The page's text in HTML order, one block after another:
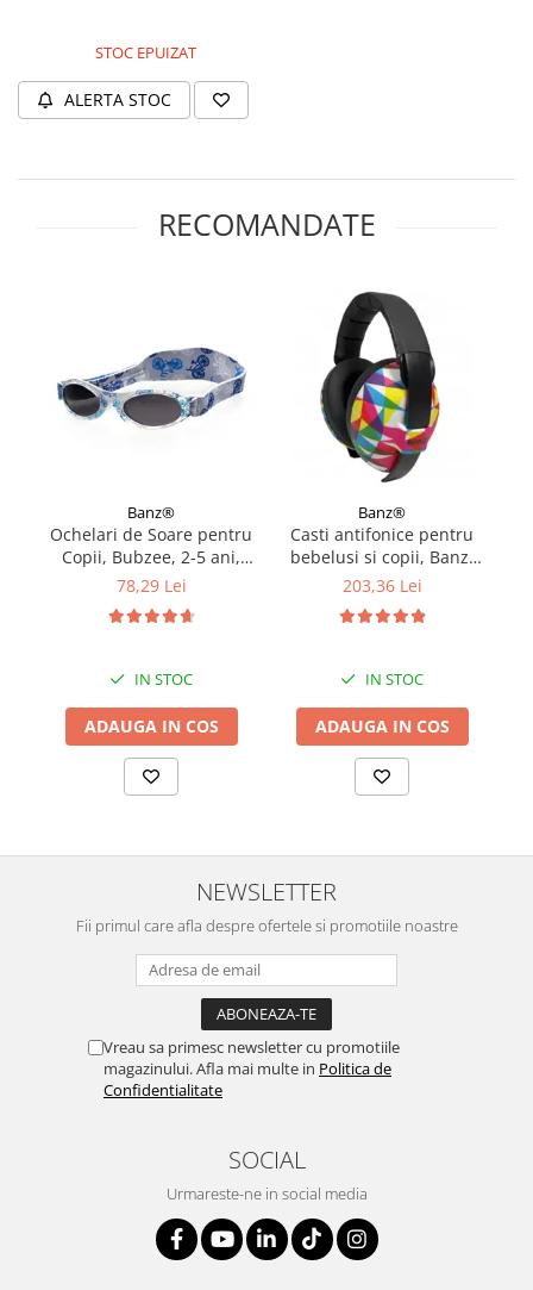
STOC EPUIZAT
ALERTA STOC
RECOMANDATE
Banz®
Ochelari de Soare pentru
Copii, Bubzee, 2-5 ani,
Diverse culori
78,29 Lei
IN STOC
ADAUGA IN COS
Banz®
Casti antifonice pentru
bebelusi si copii, Banz,
Bubzee, 3-36 luni, Prism
203,36 Lei
IN STOC
ADAUGA IN COS
NEWSLETTER
Fii primul care afla despre ofertele si promotiile noastre
Vreau sa primesc newsletter cu promotiile
magazinului. Afla mai multe in Politica de
Confidentialitate
SOCIAL
Urmareste-ne in social media